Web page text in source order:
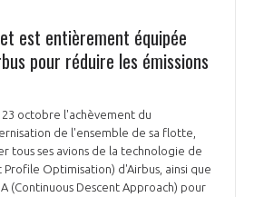
est entièrement équipée
pour réduire les émissions
23 octobre l'achèvement du
de l'ensemble de sa flotte,
tous ses avions de la technologie de
Profile Optimisation) d'Airbus, ainsi que
(Continuous Descent Approach) pour